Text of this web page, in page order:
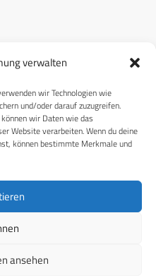
verwalten
wir Technologien wie
und/oder darauf zuzugreifen.
wir Daten wie das
Website verarbeiten. Wenn du deine
können bestimmte Merkmale und
ansehen